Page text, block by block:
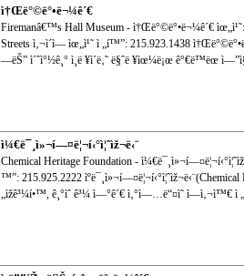
ì†Œë°©ë°•ë¬¼ê´€
Firemanâ€™s Hall Museum - ì†Œë°©ë°•ë¬¼ê´€
Streets ì‚¬ì´ì— ìœ„ì¹˜ ì „í™”: 215.923.1438
—ëŠ” ì´ˆì°½ê¸° ì¸ë ¥ì´ë‚˜ ë§ˆë ¥ìœ¼ë¡œ ê°€ë™ëœ
ì¼€ë¯¸ì»¬í—¤ë¦¬í‹°ì¦ˆìž¬ë‹¨
Chemical Heritage Foundation -
™”: 215.925.2222
„ìžê³¼í•™, ê¸°ìˆ ê³¼ ì—°ê´€ ì‚°ì—…ë“¤ì˜ ì—­ì‚¬ì™€ ì